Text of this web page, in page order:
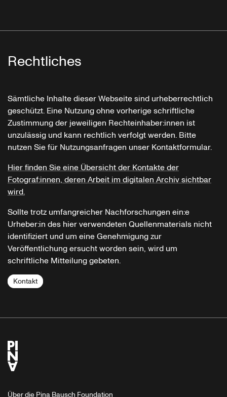
Rechtliches
Sämtliche Inhalte dieser Webseite sind urheberrechtlich
geschützt. Eine Nutzung ohne vorherige schriftliche
Zustimmung der jeweiligen Rechteinhaber:innen ist
unzulässig und kann rechtlich verfolgt werden. Bitte
nutzen Sie für Nutzungsanfragen unser Kontaktformular.
Hier finden Sie eine Übersicht der Kontakte der
Fotograf:innen, deren Arbeit im digitalen Archiv sichtbar
wird.
Sollte trotz umfangreicher Nachforschungen ein:e
Urheber:in des hier verwendeten Quellenmaterials nicht
identifiziert und um eine Genehmigung zur
Veröffentlichung ersucht worden sein, wird um
schriftliche Mitteilung gebeten.
Kontakt
Über die Pina Bausch Foundation